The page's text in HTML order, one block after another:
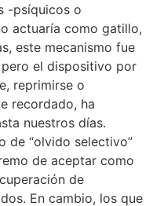
-psíquicos o
actuaría como gatillo,
este mecanismo fue
el dispositivo por
reprimirse o
recordado, ha
nuestros días.
de “olvido selectivo”
de aceptar como
de
En cambio, los que